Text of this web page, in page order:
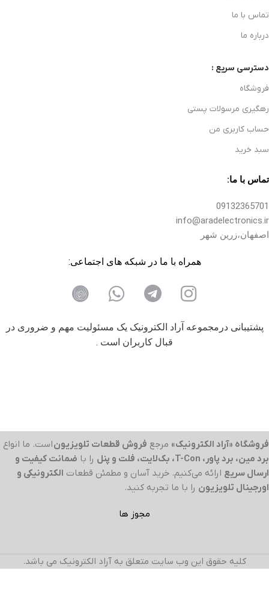
تماس با ما
درباره ما
دسترسی سریع :
فروشگاه
رهگیری مرسولات پستی
حساب کاربری من
سبد خرید
تماس با ما:
09132365701
info@aradelectronics.ir
اصفهان،زرین شهر
همراه با ما در شبکه های اجتماعی:
پشتیبانی درمجموعه آراد الکترونیک یک مسئولیت مهم و ضروری در
قبال کاربران است .
فروشگاه «آراد الکترونیک» مرجع فروش قطعات تلویزیوناست. ما انواع
برد مین، برد پاور، T-Con، بک‌لایت، فلت و پنل
را با ضمانت کیفیت و
ارسال سریع ارائه می‌کنیم. خرید آسان و مطمئن قطعات الکترونیکی و
اورجینال تلویزیون را با ما تجربه کنید.
مجوز ها
کلیه حقوق این وب سایت متعلق به آراد الکترونیک می باشد.